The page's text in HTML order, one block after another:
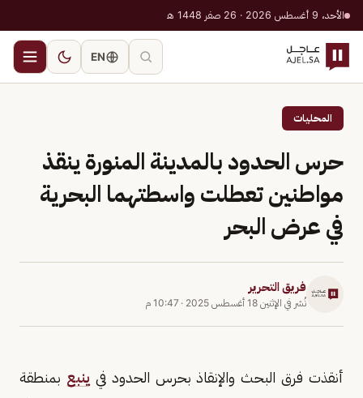
الأحد، 9 أغسطس 2026 · 26 صفر 1448 هـ
EN
المحليات
حرس الحدود بالمدينة المنورة ينقذ
مواطنين تعطلت واسطتهما البحرية
في عرض البحر
فريق التحرير
نُشر في الإثنين 18 أغسطس 2025 · 10:47 م
أنقذت فرق البحث والإنقاذ بحرس الحدود في ينبع بمنطقة